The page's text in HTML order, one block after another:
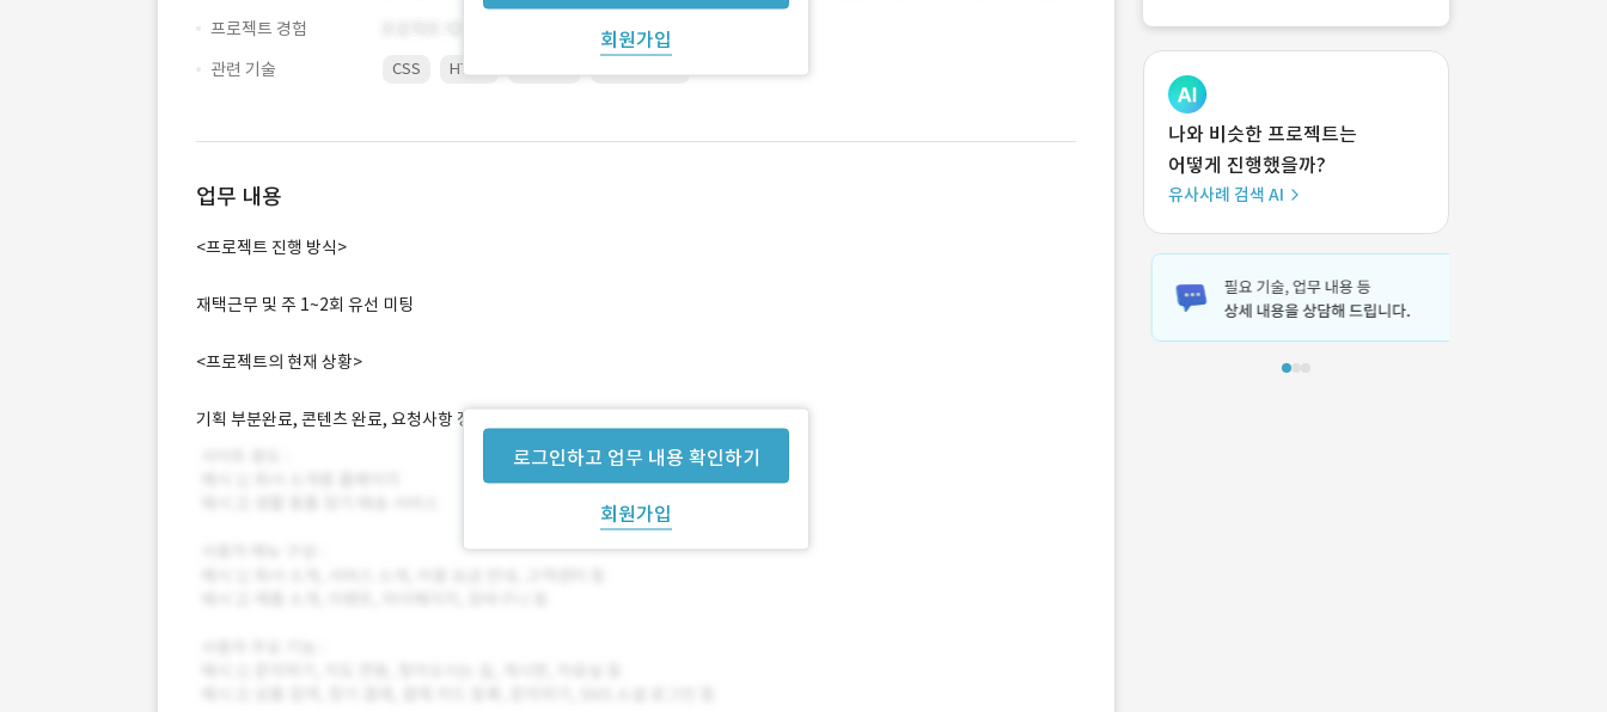
회원가입
프로젝트 경험
관련 기술
CSS HTML
업무 내용
로그인하고 업무 내용 확인하기
회원가입
<프로젝트 진행 방식>
재택근무 및 주 1~2회 유선 미팅
<프로젝트의 현재 상황>
기획 부분완료, 콘텐츠 완료, 요청사항 정리 완료
나와 비슷한 프로젝트는
어떻게 진행했을까?
유사사례 검색 AI